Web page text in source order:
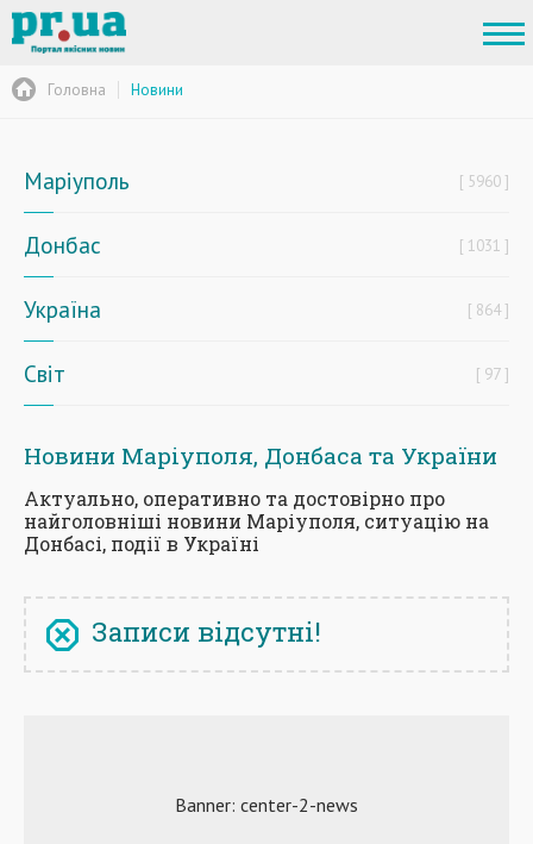
Головна Новини
Маріуполь 5960
Донбас 1031
Україна 864
Світ 97
Новини Маріуполя, Донбаса та України
Актуально, оперативно та достовірно про
найголовніші новини Маріуполя, ситуацію на
Донбасі, події в Україні
Записи відсутні!